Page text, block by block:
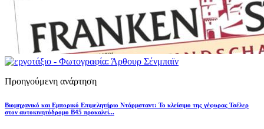
Προηγούμενη ανάρτηση
Βιομηχανικό και Εμπορικό Επιμελητήριο Ντάρμσταντ: Το κλείσιμο της γέφυρας Τσέλερ
στον αυτοκινητόδρομο B45 προκαλεί...